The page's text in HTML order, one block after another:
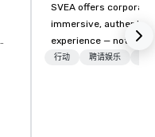
SVEA offers
immersive, authentic
experience — not a
transformation. We
行动 聘请娱乐